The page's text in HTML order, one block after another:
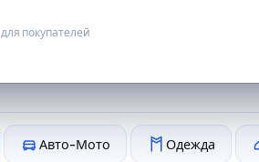
для покупателей
Авто-Мото Одежда